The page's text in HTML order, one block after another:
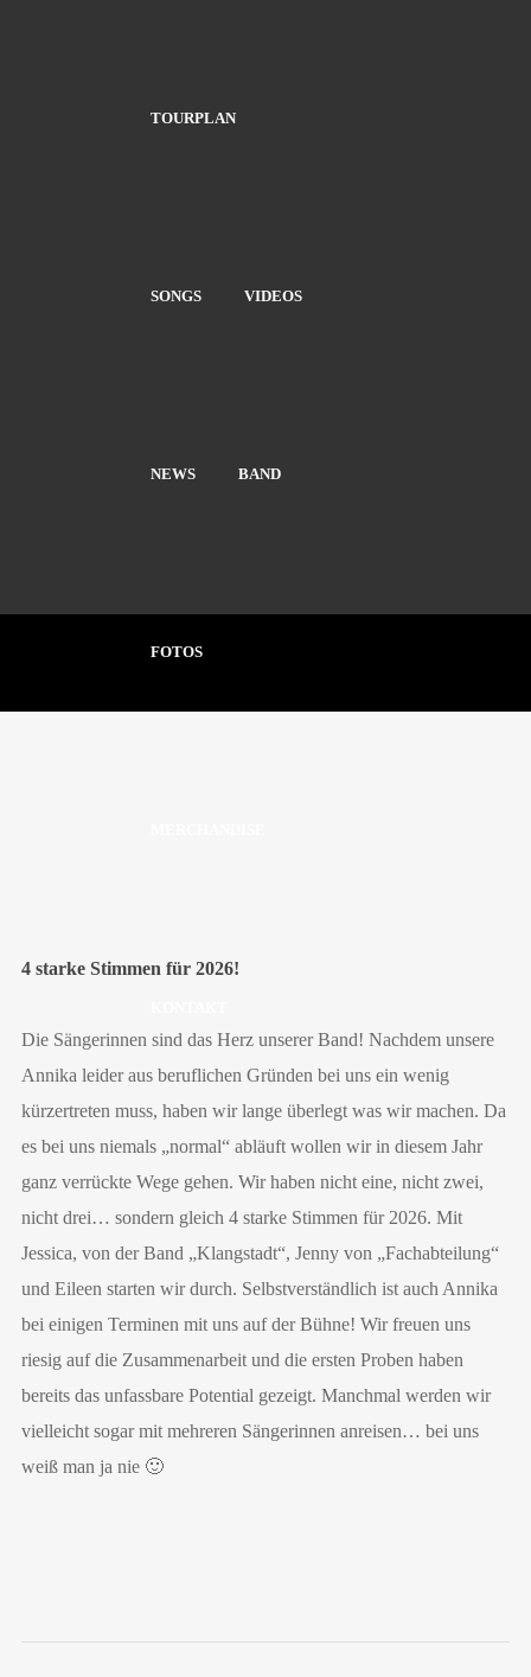
TOURPLAN
SONGS VIDEOS
NEWS BAND
FOTOS
4 starke Stimmen für 2026!
Die Sängerinnen sind das Herz unserer Band! Nachdem unsere
Annika leider aus beruflichen Gründen bei uns ein wenig
kürzertreten muss, haben wir lange überlegt was wir machen. Da
es bei uns niemals „normal“ abläuft wollen wir in diesem Jahr
ganz verrückte Wege gehen. Wir haben nicht eine, nicht zwei,
nicht drei… sondern gleich 4 starke Stimmen für 2026. Mit
Jessica, von der Band „Klangstadt“, Jenny von „Fachabteilung“
und Eileen starten wir durch. Selbstverständlich ist auch Annika
bei einigen Terminen mit uns auf der Bühne! Wir freuen uns
riesig auf die Zusammenarbeit und die ersten Proben haben
bereits das unfassbare Potential gezeigt. Manchmal werden wir
vielleicht sogar mit mehreren Sängerinnen anreisen… bei uns
weiß man ja nie 🙂